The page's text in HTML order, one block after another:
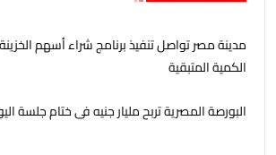
مدينة مصر تواصل تنفيذ برنامج شراء أسهم
الكمية المتبقية
البورصة المصرية تربح مليار جنيه فى ختام جلسة